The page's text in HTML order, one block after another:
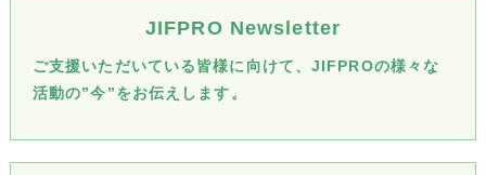
JIFPRO Newsletter
ご支援いただいている皆様に向けて、JIFPROの様々な
活動の”今”をお伝えします。